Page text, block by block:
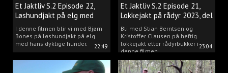
22:49
Et Jaktliv S.2 Episode 22,
Løshundjakt på elg med
Bjørn Bones
I denne filmen blir vi med Bjørn
Bones på løshundjakt på elg
med hans dyktige hunder.
23:04
Et Jaktliv S.2 Episode 21,
Lokkejakt på rådyr 2023, del
3.
Bli med Stian Berntsen og
Kristoffer Clausen på heftig
lokkejakt etter rådyrbukker i
denne filmen.